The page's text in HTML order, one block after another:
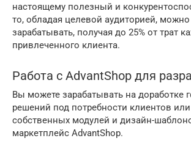
настоящему полезный и
то, обладая целевой аудиторией,
зарабатывать, получая до 25% от трат
привлеченного клиента.
Работа с AdvantShop для
Вы можете зарабатывать на доработке
решений под потребности клиентов
собственных модулей и дизайн-
маркетплейс AdvantShop.